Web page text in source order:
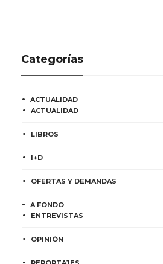
Categorías
ACTUALIDAD
ACTUALIDAD
LIBROS
I+D
OFERTAS Y DEMANDAS
A FONDO
ENTREVISTAS
OPINIÓN